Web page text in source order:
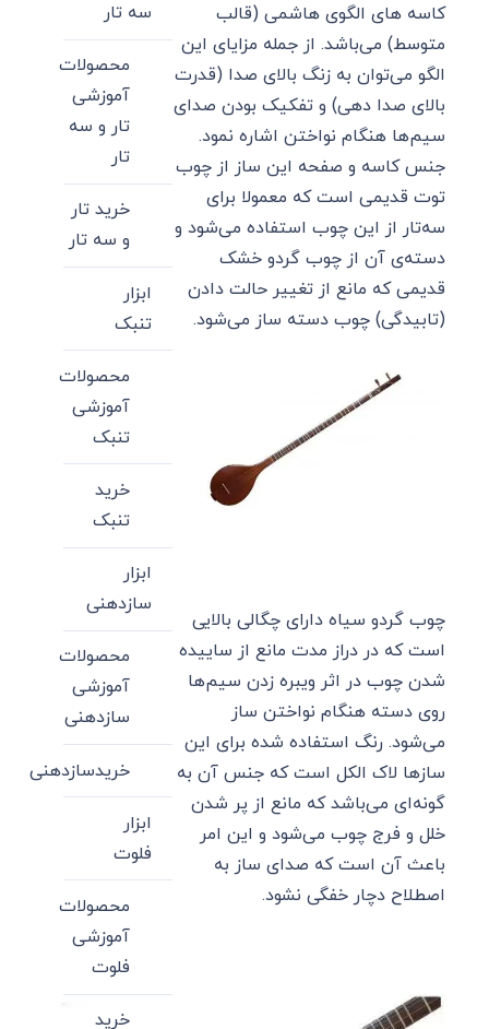
کاسه های الگوی هاشمی (قالب
متوسط) می‌باشد. از جمله مزایای این
الگو می‌توان به زنگ بالای صدا (قدرت
بالای صدا دهی) و تفکیک بودن صدای
سیم‌ها هنگام نواختن اشاره نمود.
جنس کاسه و صفحه این ساز از چوب
توت قدیمی است که معمولا برای
سه‌تار از این چوب استفاده می‌شود و
دسته‌ی آن از چوب گردو خشک
قدیمی که مانع از تغییر حالت دادن
(تابیدگی) چوب دسته ساز می‌شود.
چوب گردو سیاه دارای چگالی بالایی
است که در دراز مدت مانع از ساییده
شدن چوب در اثر ویبره زدن سیم‌ها
روی دسته هنگام نواختن ساز
می‌شود. رنگ استفاده شده برای این
ساز‌ها لاک الکل است که جنس آن به
گونه‌ای می‌باشد که مانع از پر شدن
خلل و فرج چوب می‌شود و این امر
باعث آن است که صدای ساز به
اصطلاح دچار خفگی نشود.
سه تار
محصولات
آموزشی
تار و سه
تار
خرید تار
و سه تار
ابزار
تنبک
محصولات
آموزشی
تنبک
خرید
تنبک
ابزار
سازدهنی
محصولات
آموزشی
سازدهنی
خریدسازدهنی
ابزار
فلوت
محصولات
آموزشی
فلوت
خرید